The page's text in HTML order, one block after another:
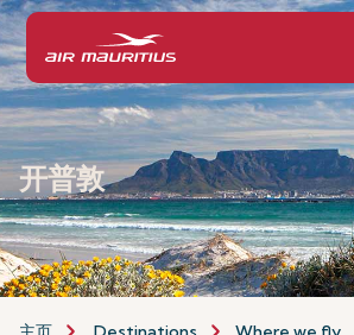
开普敦